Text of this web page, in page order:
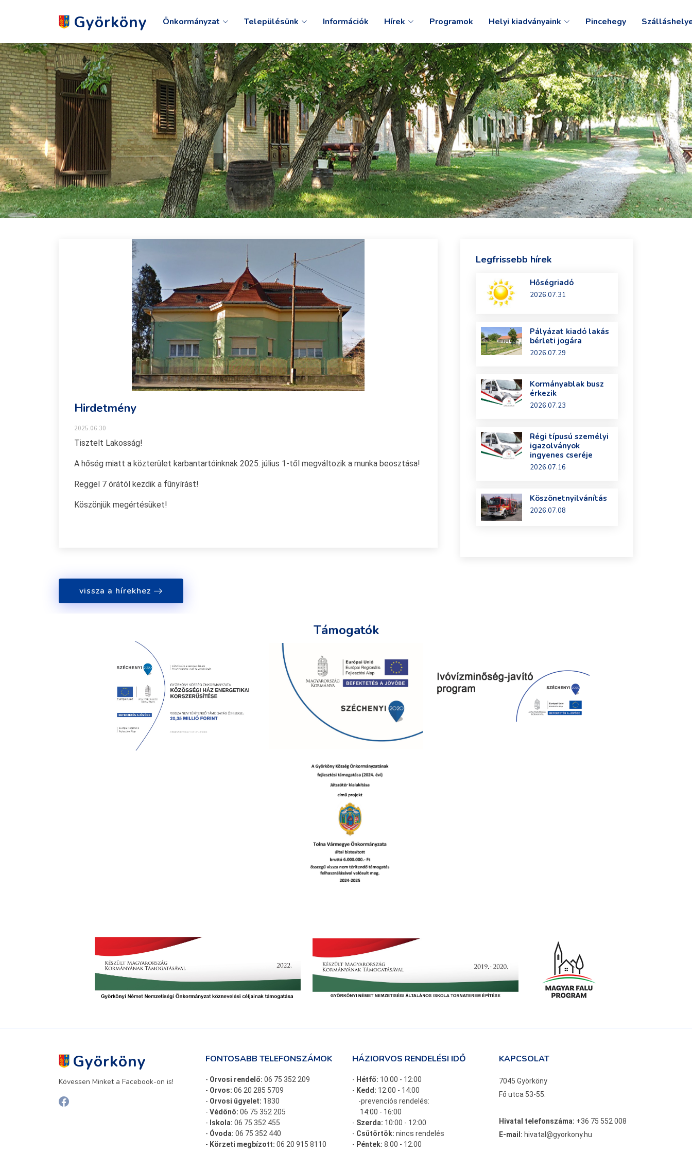
Györköny Önkormányzat Településünk Információk Hírek Programok Helyi kiadványaink Pincehegy
Hirdetmény
2025.06.30
Tisztelt Lakosság!
A hőség miatt a közterület karbantartóinknak 2025. július 1-től megváltozik a munka beosztása!
Reggel 7 órától kezdik a fűnyírást!
Köszönjük megértésüket!
vissza a hírekhez
Legfrissebb hírek
Hőségriadó
2026.07.31
Pályázat kiadó lakás
bérleti jogára
2026.07.29
Kormányablak busz
érkezik
2026.07.23
Régi típusú személyi
igazolványok
ingyenes cseréje
2026.07.16
Köszönetnyilvánítás
2026.07.08
Támogatók
Györköny
Kövessen Minket a Facebook-on is!
FONTOSABB TELEFONSZÁMOK
- Orvosi rendelő: 06 75 352 209
- Orvos: 06 20 285 5709
- Orvosi ügyelet: 1830
- Védőnő: 06 75 352 205
- Iskola: 06 75 352 455
- Óvoda: 06 75 352 440
- Körzeti megbízott: 06 20 915 8110
HÁZIORVOS RENDELÉSI IDŐ
- Hétfő: 10:00 - 12:00
- Kedd: 12:00 - 14:00
-prevenciós rendelés:
14:00 - 16:00
- Szerda: 10:00 - 12:00
- Csütörtök: nincs rendelés
- Péntek: 8:00 - 12:00
KAPCSOLAT
7045 Györköny
Fő utca 53-55.
Hivatal telefonszáma: +36 75 552 008
E-mail: hivatal@gyorkony.hu